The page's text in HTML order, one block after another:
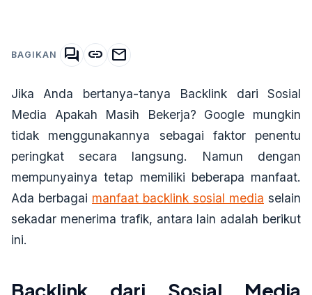
BAGIKAN forum link mail
Jika Anda bertanya-tanya Backlink dari Sosial
Media Apakah Masih Bekerja? Google mungkin
tidak menggunakannya sebagai faktor penentu
peringkat secara langsung. Namun dengan
mempunyainya tetap memiliki beberapa manfaat.
Ada berbagai manfaat backlink sosial media selain
sekadar menerima trafik, antara lain adalah berikut
ini.
Backlink dari Sosial Media